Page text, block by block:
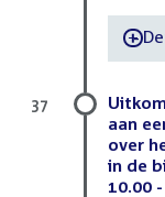
-
aan
over
in de
10.00
37